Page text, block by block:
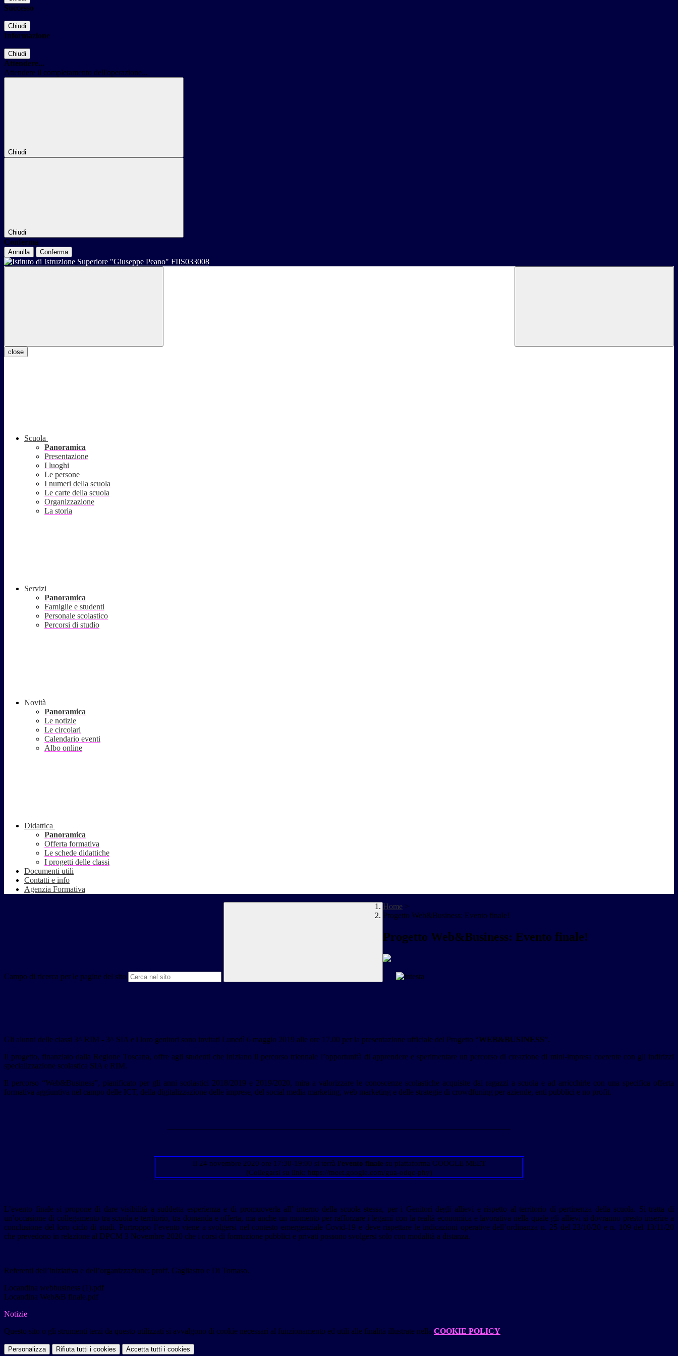
Successo
Chiudi
Informazione
Chiudi
Attendere...
Attendere il completamento dell'operazione...
Chiudi
Chiudi
Conferma
Annulla Conferma
close
Scuola
Panoramica
Presentazione
I luoghi
Le persone
I numeri della scuola
Le carte della scuola
Organizzazione
La storia
Servizi
Panoramica
Famiglie e studenti
Personale scolastico
Percorsi di studio
Novità
Panoramica
Le notizie
Le circolari
Calendario eventi
Albo online
Didattica
Panoramica
Offerta formativa
Le schede didattiche
I progetti delle classi
Documenti utili
Contatti e info
Agenzia Formativa
Campo di ricerca per le pagine del sito
Home >
Progetto Web&Business: Evento finale!
Progetto Web&Business: Evento finale!
Gli alunni delle classi 3^ RIM - 3^ SIA e i loro genitori sono invitati Lunedì 6 maggio 2019 alle ore 17.00 per la presentazione ufficiale del Progetto “WEB&BUSINESS”.
Il progetto, finanziato dalla Regione Toscana, offre agli studenti che iniziano il percorso triennale l’opportunità di apprendere e sperimentare un percorso di creazione di mini-impresa coerente con gli indirizzi
specializzazione scolastica SIA e RIM.
Il percorso “Web&Business”, pianificato per gli anni scolastici 2018/2019 e 2019/2020, mira a valorizzare le conoscenze scolastiche acquisite dai ragazzi a scuola e ad arricchirle con una specifica offerta
formativa aggiuntiva nel campo delle ICT, della digitalizzazione delle imprese, del social media marketing, web marketing e delle strategie di crowdfuning per aziende, enti pubblici e no profit.
Il 24 novembre 2020 ore 17:30-19:00 si terrà l'evento finale su piattaforma GOOGLE MEET
(Collegarsi su link: https://meet.google.com/gua-odqc-phy)
L’evento finale si propone di dare visibilità a suddetta esperienza e di promuoverla all’ interno della scuola stessa, per i Genitori degli allievi e rispetto al territorio di pertinenza della scuola. Si tratta di
un’occasione di collegamento tra scuola e territorio, tra domanda e offerta, ma anche un momento per rafforzare i legami con la realtà economica e lavorativa nella quale gli allievi si dovranno presto inserire a
conclusione del loro ciclo di studi. Purtroppo l’evento viene a svolgersi nel contesto emergenziale Covid-19 e deve rispettare le indicazioni operative dell’ordinanza n. 25 del 23/10/20 e n. 109 del 13/11/20
che prevedono in relazione al DPCM 3 Novembre 2020 che i corsi di formazione pubblici e privati possono svolgersi solo con modalità a distanza.
Referenti dell’iniziativa e dell’organizzazione: proff. Gagliastro e Di Tomaso.
Locandina webbusiness (1).pdf
Locandina Web&B finale.pdf
Notizie
Questo sito o gli strumenti terzi da questo utilizzati si avvalgono di cookie necessari al funzionamento ed utili alle finalità illustrate nella COOKIE POLICY.
Personalizza Rifiuta tutti i cookies Accetta tutti i cookies